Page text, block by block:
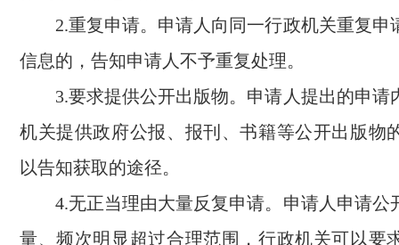
2.重复申请。申请人向同一行政机关重复申
信息的，告知申请人不予重复处理。
3.要求提供公开出版物。申请人提出的申请
机关提供政府公报、报刊、书籍等公开出版物
以告知获取的途径。
4.无正当理由大量反复申请。申请人申请公
量、频次明显超过合理范围，行政机关可以要